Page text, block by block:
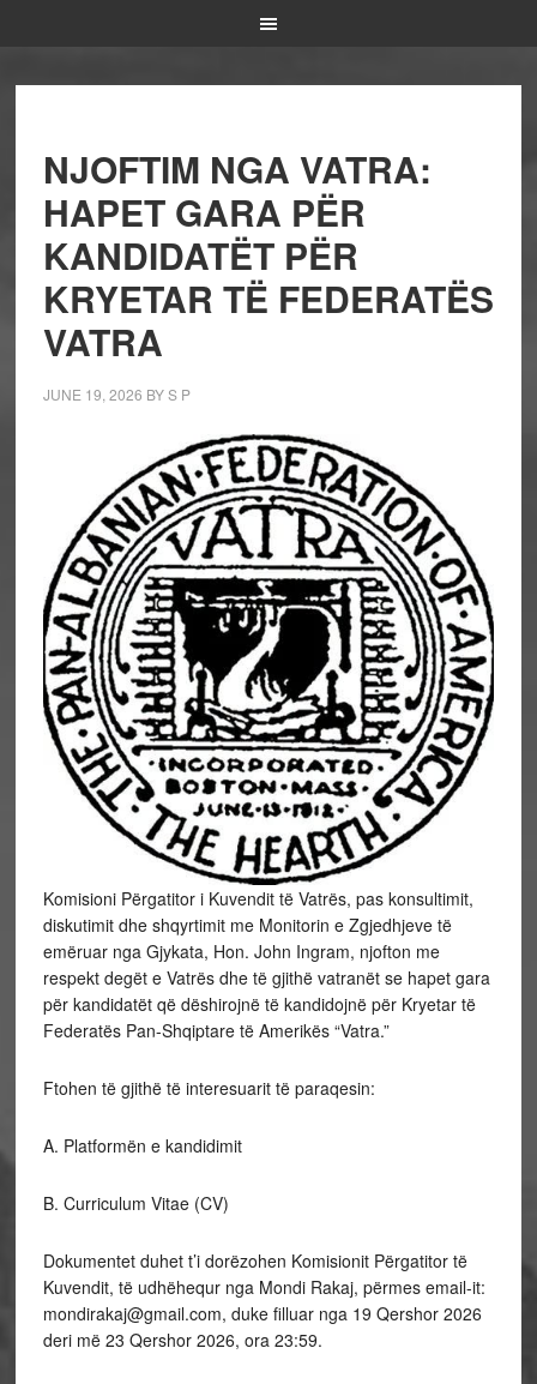
NJOFTIM NGA VATRA:
HAPET GARA PËR
KANDIDATËT PËR
KRYETAR TË FEDERATËS
VATRA
JUNE 19, 2026 BYS P
Komisioni Përgatitor i Kuvendit të Vatrës, pas konsultimit,
diskutimit dhe shqyrtimit me Monitorin e Zgjedhjeve të
emëruar nga Gjykata, Hon. John Ingram, njofton me
respekt degët e Vatrës dhe të gjithë vatranët se hapet gara
për kandidatët që dëshirojnë të kandidojnë për Kryetar të
Federatës Pan-Shqiptare të Amerikës “Vatra.”
Ftohen të gjithë të interesuarit të paraqesin:
A. Platformën e kandidimit
B. Curriculum Vitae (CV)
Dokumentet duhet t’i dorëzohen Komisionit Përgatitor të
Kuvendit, të udhëhequr nga Mondi Rakaj, përmes email-it:
mondirakaj@gmail.com, duke filluar nga 19 Qershor 2026
deri më 23 Qershor 2026, ora 23:59.